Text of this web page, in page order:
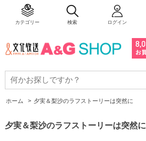
ログイン
検索
カテゴリー
ホーム > 夕実＆梨沙のラフストーリーは突然に
夕実＆梨沙のラフストーリーは突然に